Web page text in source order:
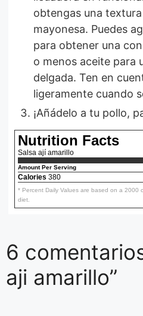
obtengas una
mayonesa. Puedes
para obtener una
o menos aceite para
delgada. Ten en
ligeramente cuando
¡Añádelo a tu pollo,
Nutrition Facts
Salsa ají amarillo
Amount Per Serving
Calories 380
* Percent Daily Values are based on a 2000
diet.
6
aji amarillo”